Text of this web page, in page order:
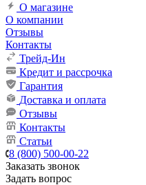
О магазине
О компании
Отзывы
Контакты
Трейд-Ин
Кредит и рассрочка
Гарантия
Доставка и оплата
Отзывы
Контакты
Статьи
8 (800) 500-00-22
Заказать звонок
Задать вопрос